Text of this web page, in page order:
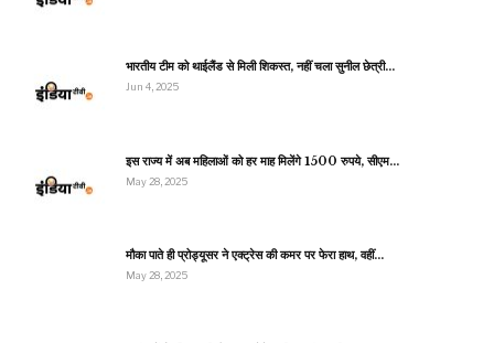
भारतीय टीम को थाईलैंड से मिली शिकस्त, नहीं चला सुनील छेत्री…
Jun 4, 2025
इस राज्य में अब महिलाओं को हर माह मिलेंगे 1500 रुपये, सीएम…
May 28, 2025
मौका पाते ही प्रोड्यूसर ने एक्ट्रेस की कमर पर फेरा हाथ, वहीं…
May 28, 2025